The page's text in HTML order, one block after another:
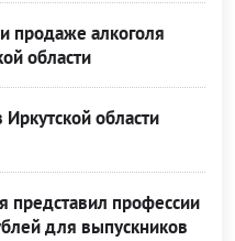
продаже алкоголя
области
области
представил профессии
для выпускников